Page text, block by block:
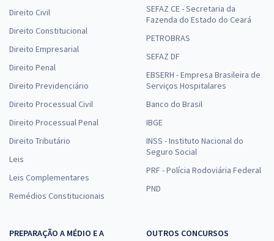
Direito Civil
Direito Constitucional
Direito Empresarial
Direito Penal
Direito Previdenciário
Direito Processual Civil
Direito Processual Penal
Direito Tributário
Leis
Leis Complementares
Remédios Constitucionais
SEFAZ CE - Secretaria da
Fazenda do Estado do Ceará
PETROBRAS
SEFAZ DF
EBSERH - Empresa Brasileira de
Serviços Hospitalares
Banco do Brasil
IBGE
INSS - Instituto Nacional do
Seguro Social
PRF - Polícia Rodoviária Federal
PND
PREPARAÇÃO A MÉDIO E A
OUTROS CONCURSOS